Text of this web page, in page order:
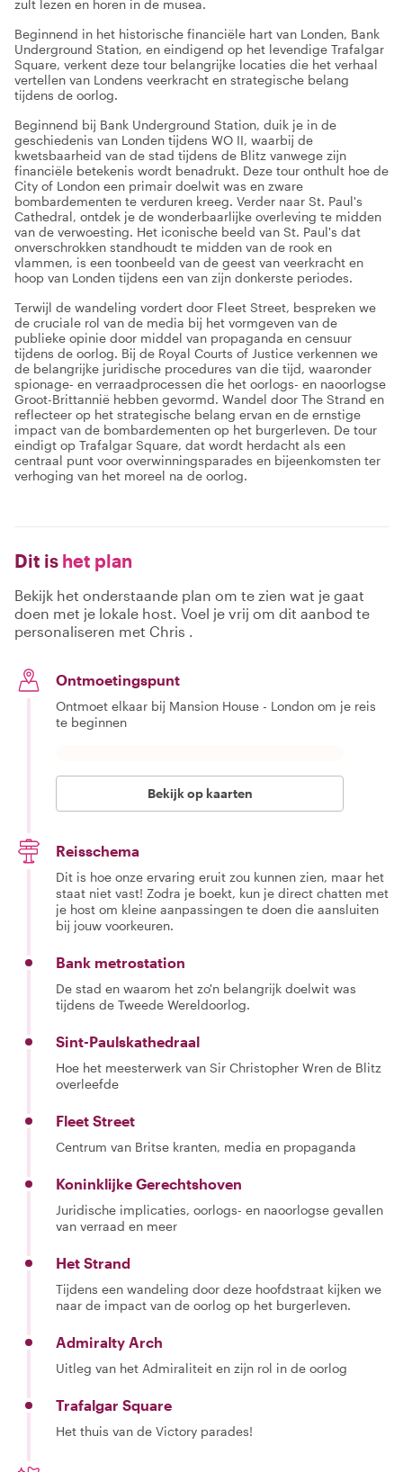
zult lezen en horen in de musea.
Beginnend in het historische financiële hart van Londen, Bank
Underground Station, en eindigend op het levendige Trafalgar
Square, verkent deze tour belangrijke locaties die het verhaal
vertellen van Londens veerkracht en strategische belang
tijdens de oorlog.
Beginnend bij Bank Underground Station, duik je in de
geschiedenis van Londen tijdens WO II, waarbij de
kwetsbaarheid van de stad tijdens de Blitz vanwege zijn
financiële betekenis wordt benadrukt. Deze tour onthult hoe de
City of London een primair doelwit was en zware
bombardementen te verduren kreeg. Verder naar St. Paul's
Cathedral, ontdek je de wonderbaarlijke overleving te midden
van de verwoesting. Het iconische beeld van St. Paul's dat
onverschrokken standhoudt te midden van de rook en
vlammen, is een toonbeeld van de geest van veerkracht en
hoop van Londen tijdens een van zijn donkerste periodes.
Terwijl de wandeling vordert door Fleet Street, bespreken we
de cruciale rol van de media bij het vormgeven van de
publieke opinie door middel van propaganda en censuur
tijdens de oorlog. Bij de Royal Courts of Justice verkennen we
de belangrijke juridische procedures van die tijd, waaronder
spionage- en verraadprocessen die het oorlogs- en naoorlogse
Groot-Brittannië hebben gevormd. Wandel door The Strand en
reflecteer op het strategische belang ervan en de ernstige
impact van de bombardementen op het burgerleven. De tour
eindigt op Trafalgar Square, dat wordt herdacht als een
centraal punt voor overwinningsparades en bijeenkomsten ter
verhoging van het moreel na de oorlog.
Dit is het plan
Bekijk het onderstaande plan om te zien wat je gaat
doen met je lokale host. Voel je vrij om dit aanbod te
personaliseren met Chris .
Ontmoetingspunt
Ontmoet elkaar bij Mansion House - London om je reis
te beginnen
Bekijk op kaarten
Reisschema
Dit is hoe onze ervaring eruit zou kunnen zien, maar het
staat niet vast! Zodra je boekt, kun je direct chatten met
je host om kleine aanpassingen te doen die aansluiten
bij jouw voorkeuren.
Bank metrostation
De stad en waarom het zo'n belangrijk doelwit was
tijdens de Tweede Wereldoorlog.
Sint-Paulskathedraal
Hoe het meesterwerk van Sir Christopher Wren de Blitz
overleefde
Fleet Street
Centrum van Britse kranten, media en propaganda
Koninklijke Gerechtshoven
Juridische implicaties, oorlogs- en naoorlogse gevallen
van verraad en meer
Het Strand
Tijdens een wandeling door deze hoofdstraat kijken we
naar de impact van de oorlog op het burgerleven.
Admiralty Arch
Uitleg van het Admiraliteit en zijn rol in de oorlog
Trafalgar Square
Het thuis van de Victory parades!